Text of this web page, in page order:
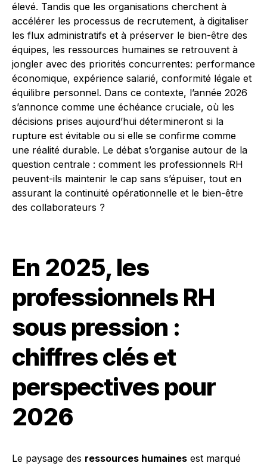
élevé. Tandis que les organisations cherchent à
accélérer les processus de recrutement, à digitaliser
les flux administratifs et à préserver le bien-être des
équipes, les ressources humaines se retrouvent à
jongler avec des priorités concurrentes: performance
économique, expérience salarié, conformité légale et
équilibre personnel. Dans ce contexte, l’année 2026
s’annonce comme une échéance cruciale, où les
décisions prises aujourd’hui détermineront si la
rupture est évitable ou si elle se confirme comme
une réalité durable. Le débat s’organise autour de la
question centrale : comment les professionnels RH
peuvent-ils maintenir le cap sans s’épuiser, tout en
assurant la continuité opérationnelle et le bien-être
des collaborateurs ?
En 2025, les
professionnels RH
sous pression :
chiffres clés et
perspectives pour
2026
Le paysage des ressources humaines est marqué